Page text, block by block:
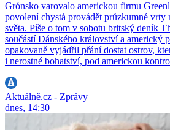
Grónsko varovalo americkou firmu
povolení chystá provádět průzkumné vrty
světa. Píše o tom v sobotu britský deník
součástí Dánského království a americký
opakovaně vyjádřil přání dostat ostrov,
i nerostné bohatství, pod americkou
Aktuálně.cz - Zprávy
dnes, 14:30